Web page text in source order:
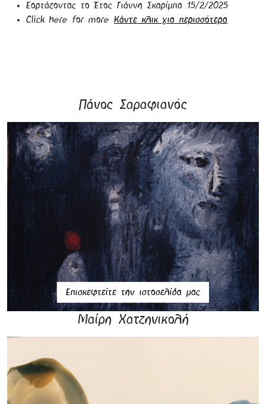
Εορτάζοντας το Έτος Γιάννη Σκαρίμπα 15/2/2025
Click here for more Κάντε κλικ για περισσότερα
Πάνος Σαραφιανός
Επισκεφτείτε την ιστοσελίδα μας
Μαίρη Χατζηνικολή